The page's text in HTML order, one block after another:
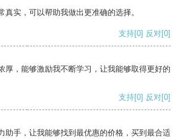
真实，可以帮助我做出更准确的选择。
支持[0] 反对[0]
厚，能够激励我不断学习，让我能够取得更好的
支持[0] 反对[0]
助手，让我能够找到最优惠的价格，买到最合适